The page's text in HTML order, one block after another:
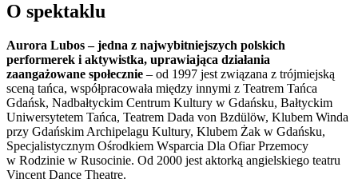
O spektaklu
Aurora Lubos – jedna z najwybitniejszych polskich
performerek i aktywistka, uprawiająca działania
zaangażowane społecznie – od 1997 jest związana z trójmiejską
sceną tańca, współpracowała między innymi z Teatrem Tańca
Gdańsk, Nadbałtyckim Centrum Kultury w Gdańsku, Bałtyckim
Uniwersytetem Tańca, Teatrem Dada von Bzdülöw, Klubem Winda
przy Gdańskim Archipelagu Kultury, Klubem Żak w Gdańsku,
Specjalistycznym Ośrodkiem Wsparcia Dla Ofiar Przemocy
w Rodzinie w Rusocinie. Od 2000 jest aktorką angielskiego teatru
Vincent Dance Theatre.